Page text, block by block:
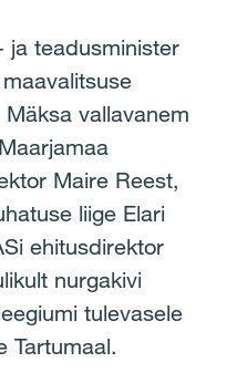
ja teadusminister
vallavanem
Maire Reest,
liige Elari
ehitusdirektor
nurgakivi
tulevasele
Tartumaal.